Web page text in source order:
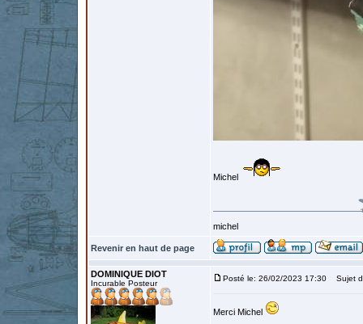
Michel
michel
Revenir en haut de page
DOMINIQUE DIOT
Incurable Posteur
Posté le: 26/02/2023 17:30 Sujet
Merci Michel